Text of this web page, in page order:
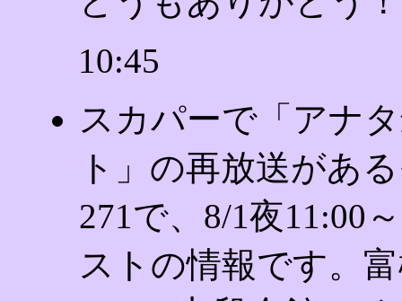
10:45
スカパーで「アナ
ト」の再放送があ
271で、8/1夜11:00
ストの情報です。